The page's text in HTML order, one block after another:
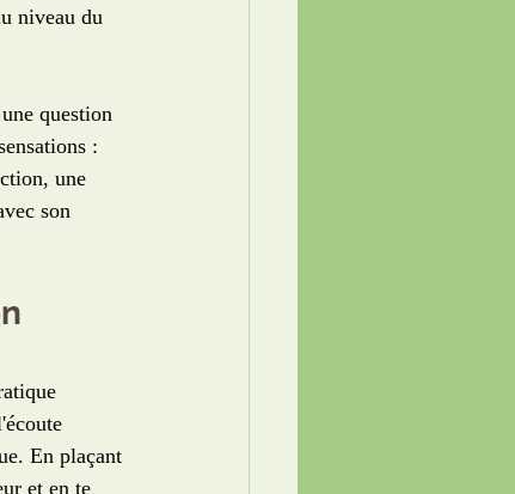
niveau du
question
:
une
son
En plaçant
et en te